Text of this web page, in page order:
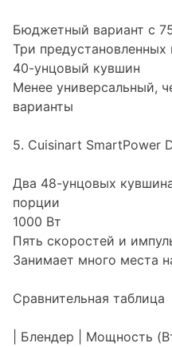
Бюджетный вариант с
Три
40-унцовый кувшин
Менее универсальный,
варианты
5. Cuisinart SmartPower
Два 48-унцовых
порции
1000 Вт
Пять скоростей и
Занимает много места
Сравнительная таблица
| Блендер | Мощность